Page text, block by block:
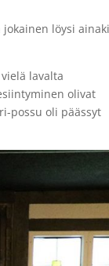
löysi
lavalta
olivat
possu oli päässyt